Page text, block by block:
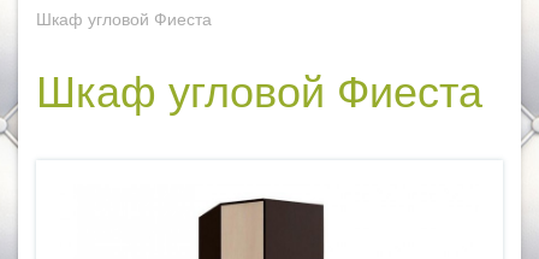
Шкаф угловой Фиеста
Шкаф угловой Фиеста